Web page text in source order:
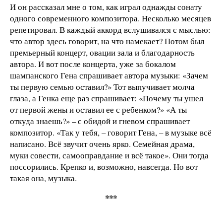
И он рассказал мне о том, как играл однажды сонату
одного современного композитора. Несколько месяцев
репетировал. В каждый аккорд вслушивался с мыслью:
что автор здесь говорит, на что намекает? Потом был
премьерный концерт, овации зала и благодарность
автора. И вот после концерта, уже за бокалом
шампанского Гена спрашивает автора музыки: «Зачем
ты первую семью оставил?» Тот выпучивает молча
глаза, а Генка еще раз спрашивает: «Почему ты ушел
от первой жены и оставил ее с ребенком?» «А ты
откуда знаешь?» – с обидой и гневом спрашивает
композитор. «Так у тебя, – говорит Гена, – в музыке всё
написано. Всё звучит очень ярко. Семейная драма,
муки совести, самооправдание и всё такое». Они тогда
поссорились. Крепко и, возможно, навсегда. Но вот
такая она, музыка.
***